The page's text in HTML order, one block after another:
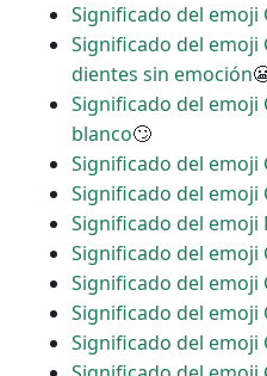
Significado del emoji
Significado del
dientes sin emoción
Significado del emoji
blanco🙄
Significado del emoji
Significado del emoji
Significado del emoji
Significado del emoji
Significado del emoji
Significado del emoji
Significado del emoji